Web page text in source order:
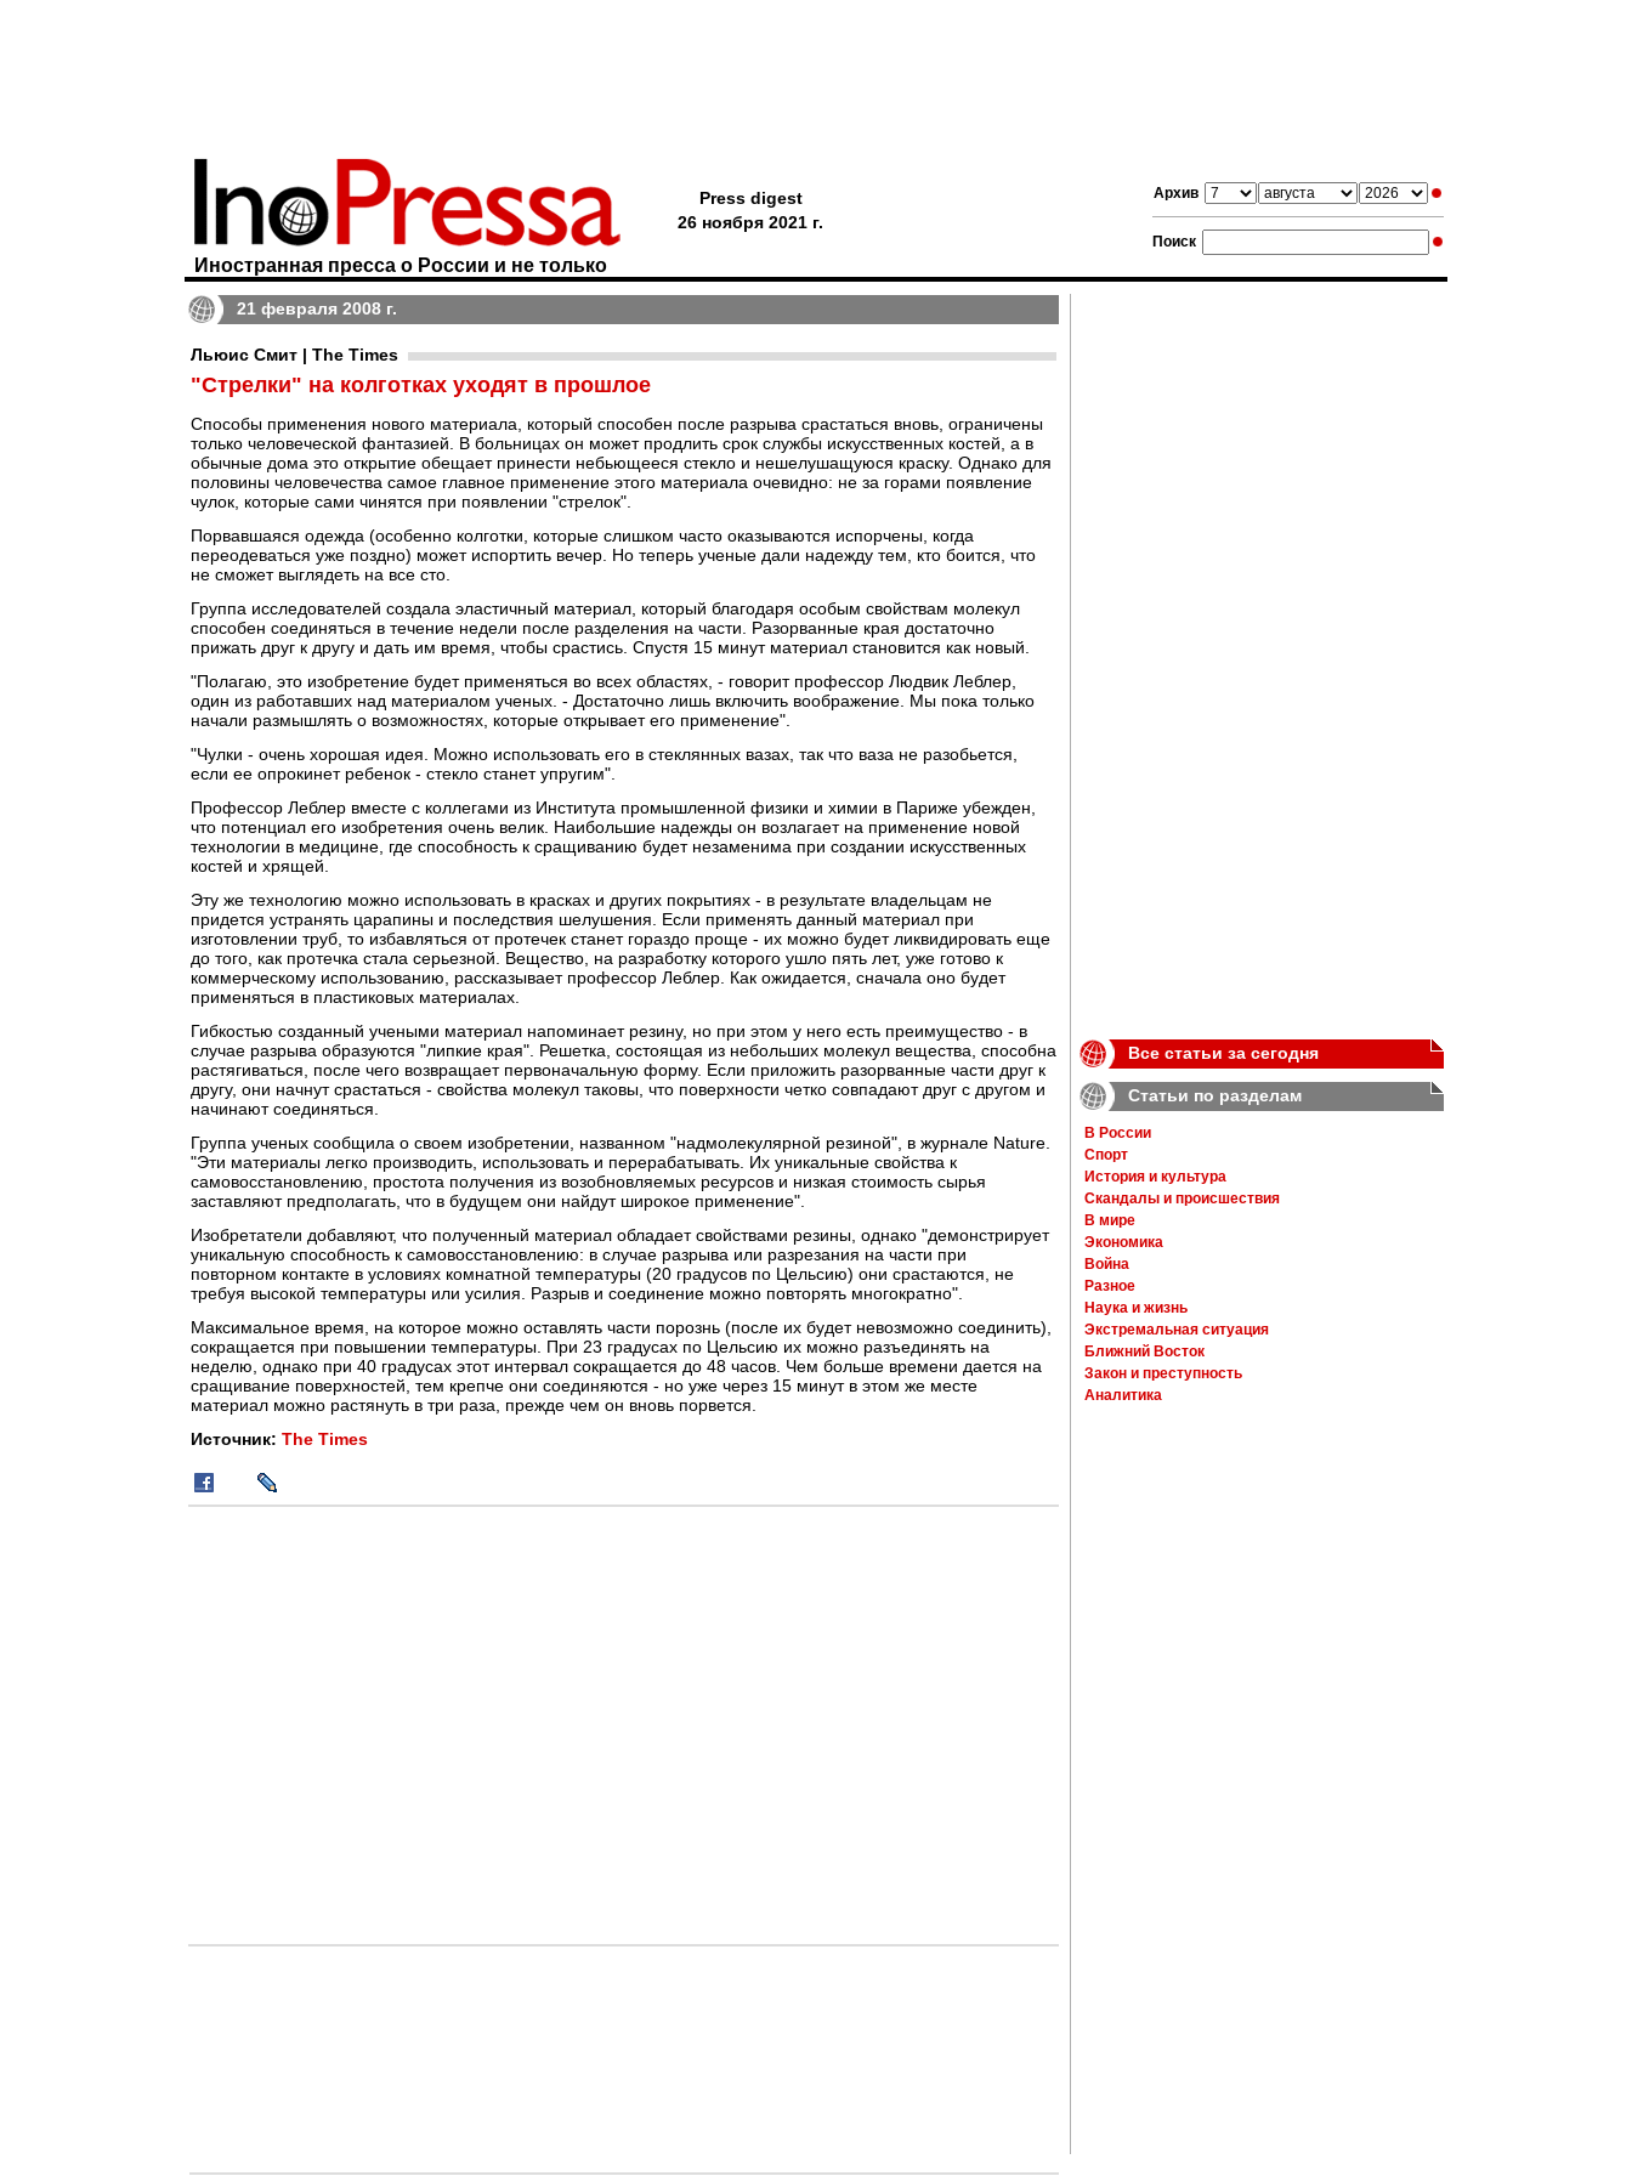
Архив
Поиск
Иностранная пресса о России и не только
Press digest
26 ноября 2021 г.
21 февраля 2008 г.
Льюис Смит | The Times
"Стрелки" на колготках уходят в прошлое
Способы применения нового материала, который способен после разрыва срастаться вновь, ограничены
только человеческой фантазией. В больницах он может продлить срок службы искусственных костей, а в
обычные дома это открытие обещает принести небьющееся стекло и нешелушащуюся краску. Однако для
половины человечества самое главное применение этого материала очевидно: не за горами появление
чулок, которые сами чинятся при появлении "стрелок".
Порвавшаяся одежда (особенно колготки, которые слишком часто оказываются испорчены, когда
переодеваться уже поздно) может испортить вечер. Но теперь ученые дали надежду тем, кто боится, что
не сможет выглядеть на все сто.
Группа исследователей создала эластичный материал, который благодаря особым свойствам молекул
способен соединяться в течение недели после разделения на части. Разорванные края достаточно
прижать друг к другу и дать им время, чтобы срастись. Спустя 15 минут материал становится как новый.
"Полагаю, это изобретение будет применяться во всех областях, - говорит профессор Людвик Леблер,
один из работавших над материалом ученых. - Достаточно лишь включить воображение. Мы пока только
начали размышлять о возможностях, которые открывает его применение".
"Чулки - очень хорошая идея. Можно использовать его в стеклянных вазах, так что ваза не разобьется,
если ее опрокинет ребенок - стекло станет упругим".
Профессор Леблер вместе с коллегами из Института промышленной физики и химии в Париже убежден,
что потенциал его изобретения очень велик. Наибольшие надежды он возлагает на применение новой
технологии в медицине, где способность к сращиванию будет незаменима при создании искусственных
костей и хрящей.
Эту же технологию можно использовать в красках и других покрытиях - в результате владельцам не
придется устранять царапины и последствия шелушения. Если применять данный материал при
изготовлении труб, то избавляться от протечек станет гораздо проще - их можно будет ликвидировать еще
до того, как протечка стала серьезной. Вещество, на разработку которого ушло пять лет, уже готово к
коммерческому использованию, рассказывает профессор Леблер. Как ожидается, сначала оно будет
применяться в пластиковых материалах.
Гибкостью созданный учеными материал напоминает резину, но при этом у него есть преимущество - в
случае разрыва образуются "липкие края". Решетка, состоящая из небольших молекул вещества, способна
растягиваться, после чего возвращает первоначальную форму. Если приложить разорванные части друг к
другу, они начнут срастаться - свойства молекул таковы, что поверхности четко совпадают друг с другом и
начинают соединяться.
Группа ученых сообщила о своем изобретении, названном "надмолекулярной резиной", в журнале Nature.
"Эти материалы легко производить, использовать и перерабатывать. Их уникальные свойства к
самовосстановлению, простота получения из возобновляемых ресурсов и низкая стоимость сырья
заставляют предполагать, что в будущем они найдут широкое применение".
Изобретатели добавляют, что полученный материал обладает свойствами резины, однако "демонстрирует
уникальную способность к самовосстановлению: в случае разрыва или разрезания на части при
повторном контакте в условиях комнатной температуры (20 градусов по Цельсию) они срастаются, не
требуя высокой температуры или усилия. Разрыв и соединение можно повторять многократно".
Максимальное время, на которое можно оставлять части порознь (после их будет невозможно соединить),
сокращается при повышении температуры. При 23 градусах по Цельсию их можно разъединять на
неделю, однако при 40 градусах этот интервал сокращается до 48 часов. Чем больше времени дается на
сращивание поверхностей, тем крепче они соединяются - но уже через 15 минут в этом же месте
материал можно растянуть в три раза, прежде чем он вновь порвется.
Источник: The Times
Все статьи за сегодня
Статьи по разделам
В России
Спорт
История и культура
Скандалы и происшествия
В мире
Экономика
Война
Разное
Наука и жизнь
Экстремальная ситуация
Ближний Восток
Закон и преступность
Аналитика